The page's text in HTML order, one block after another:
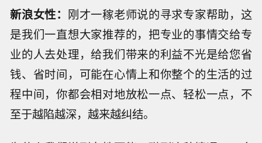
新浪女性： 刚才一稼老师说的寻求专家帮助，这
是我们一直想大家推荐的，把专业的事情交给专
业的人去处理，给我们带来的利益不光是给您省
钱、省时间，可能在心情上和你整个的生活的过
程中间，你都会相对地放松一点、轻松一点，不
至于越陷越深，越来越纠结。